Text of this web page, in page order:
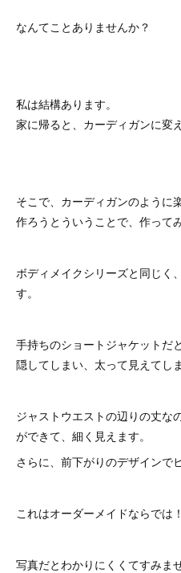
なんてことありませんか？
私は結構あります。
家に帰ると、カーディガンに変
そこで、カーディガンのように
作ろうとういうことで、作って
ボディメイクシリーズと同じく
す。
手持ちのショートジャケットだ
隠してしまい、太って見えてし
ジャストウエストの辺りの丈な
ができて、細く見えます。
さらに、前下がりのデザインで
これはオーダーメイドならでは！
写真だとわかりにくくてすみませ